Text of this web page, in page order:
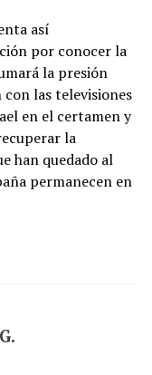
así
por conocer la
la presión
con las televisiones
en el certamen y
la
han quedado al
permanecen en